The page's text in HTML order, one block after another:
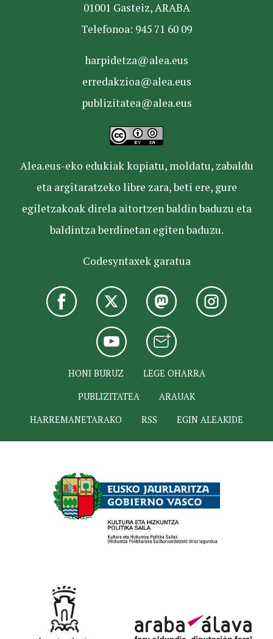
01001 Gasteiz, ARABA
Telefonoa: 945 71 60 09
harpidetza@alea.eus
erredakzioa@alea.eus
publizitatea@alea.eus
Alea.eus-eko edukiak kopiatu, moldatu, zabaldu
eta argitaratzeko libre zara, beti ere, gure
egiletzakoak direla aitortzen baldin baduzu eta
baldintza berdinetan egiten baduzu.
Codesyntaxek garatua
HONI BURUZ
LEGE OHARRA
PUBLIZITATEA
ARAUAK
HARREMANETARAKO
RSS EGIN ALEAKIDE